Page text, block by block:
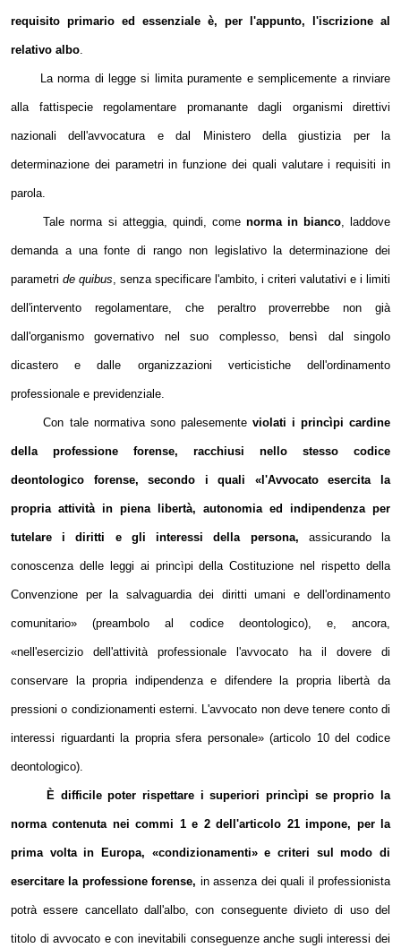
requisito primario ed essenziale è, per l'appunto, l'iscrizione al
relativo albo
La norma di legge si limita puramente e semplicemente a rinviare
alla fattispecie regolamentare promanante dagli organismi direttivi
nazionali dell'avvocatura e dal Ministero della giustizia per la
determinazione dei parametri in funzione dei quali valutare i requisiti in
parola.
Tale norma si atteggia, quindi, comenorma in bianco, laddove
demanda a una fonte di rango non legislativo la determinazione dei
parametri de quibus , senza specificare l'ambito, i criteri valutativi e i limiti
dell'intervento regolamentare, che peraltro proverrebbe non già
dall'organismo governativo nel suo complesso, bensì dal singolo
dicastero e dalle organizzazioni verticistiche dell'ordinamento
professionale e previdenziale.
Con tale normativa sono palesemente violati i princìpi cardine
della professione forense, racchiusi nello stesso codice
deontologico forense, secondo i quali «l'Avvocato esercita la
propria attività in piena libertà, autonomia ed indipendenza per
tutelare i diritti e gli interessi della persona, assicurando la
conoscenza delle leggi ai princìpi della Costituzione nel rispetto della
Convenzione per la salvaguardia dei diritti umani e dell'ordinamento
comunitario» (preambolo al codice deontologico), e, ancora,
«nell'esercizio dell'attività professionale l'avvocato ha il dovere di
conservare la propria indipendenza e difendere la propria libertà da
pressioni o condizionamenti esterni. L'avvocato non deve tenere conto di
interessi riguardanti la propria sfera personale» (articolo 10 del codice
deontologico).
È difficile poter rispettare i superiori princìpi se proprio la
norma contenuta nei commi 1 e 2 dell'articolo 21 impone, per la
prima volta in Europa, «condizionamenti» e criteri sul modo di
esercitare la professione forense, in assenza dei quali il professionista
potrà essere cancellato dall'albo, con conseguente divieto di uso del
titolo di avvocato e con inevitabili conseguenze anche sugli interessi dei